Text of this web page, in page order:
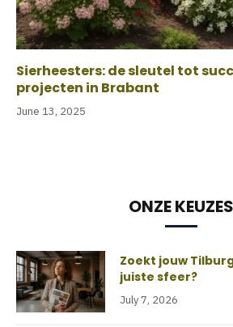
Sierheesters: de sleutel tot
projecten in Brabant
June 13, 2025
ONZE KEUZES
Zoekt jouw
juiste sfeer?
July 7, 2026